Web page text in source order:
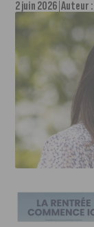
2 juin 2026 Auteur :